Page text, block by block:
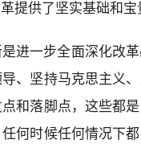
提供了坚实基础和宝
进一步全面深化改
、坚持马克思主义
和落脚点，这些都
何时候任何情况下